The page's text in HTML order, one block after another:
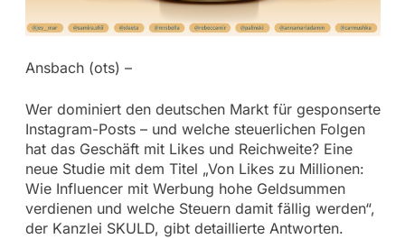
Ansbach (ots) –
Wer dominiert den deutschen Markt für gesponserte
Instagram-Posts – und welche steuerlichen Folgen
hat das Geschäft mit Likes und Reichweite? Eine
neue Studie mit dem Titel „Von Likes zu Millionen:
Wie Influencer mit Werbung hohe Geldsummen
verdienen und welche Steuern damit fällig werden“,
der Kanzlei SKULD, gibt detaillierte Antworten.